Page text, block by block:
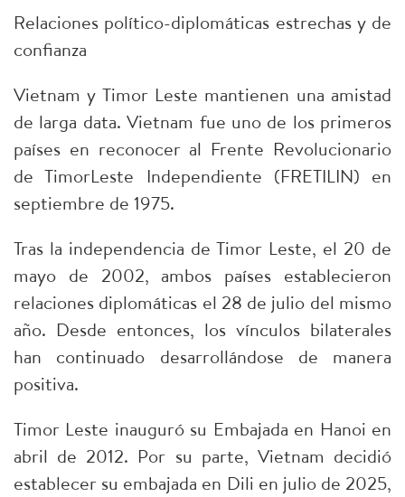
Relaciones político-diplomáticas estrechas y de
confianza
Vietnam y Timor Leste mantienen una amistad
de larga data. Vietnam fue uno de los primeros
países en reconocer al Frente Revolucionario
de TimorLeste Independiente (FRETILIN) en
septiembre de 1975.
Tras la independencia de Timor Leste, el 20 de
mayo de 2002, ambos países establecieron
relaciones diplomáticas el 28 de julio del mismo
año. Desde entonces, los vínculos bilaterales
han continuado desarrollándose de manera
positiva.
Timor Leste inauguró su Embajada en Hanoi en
abril de 2012. Por su parte, Vietnam decidió
establecer su embajada en Dili en julio de 2025,